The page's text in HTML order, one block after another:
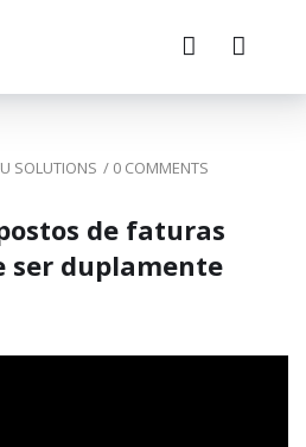
SOLUTIONS / 0 COMMENTS
de faturas
ser duplamente